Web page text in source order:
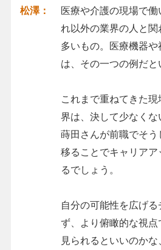
松澤：
医療や介護の現場で
れ以外の業界の人と
多いもの。医療機器
は、その一つの例だと
これまで重ねてきた
界は、決して少なくな
蒔田さんが前職でそ
移ることでキャリア
るでしょう。
自分の可能性を広げる
ず、より俯瞰的な視
見られるといいのかな